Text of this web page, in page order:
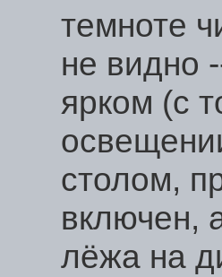
темноте
не видно
ярком (с
столом,
включен,
лёжа на